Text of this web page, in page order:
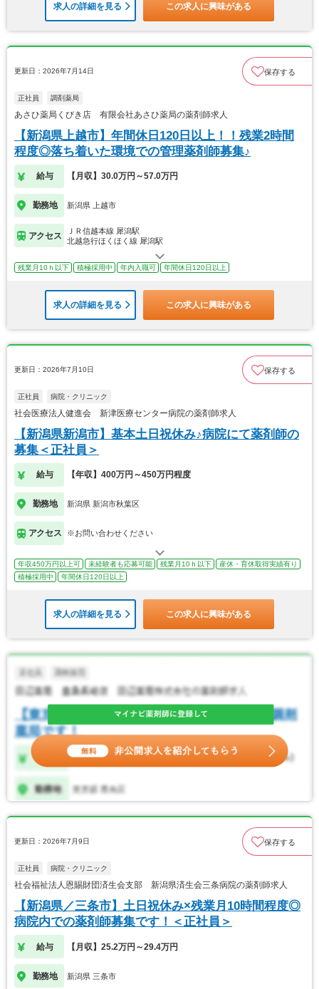
求人の詳細を見る この求人に興味がある
更新日：2026年7月14日 保存する
正社員 調剤薬局
あさひ薬局くびき店 有限会社あさひ薬局の薬剤師求人
【新潟県上越市】年間休日120日以上！！残業2時間
程度◎落ち着いた環境での管理薬剤師募集♪
給与 【月収】30.0万円～57.0万円
勤務地 新潟県 上越市
アクセス
ＪＲ信越本線 犀潟駅
北越急行ほくほく線 犀潟駅
残業月10ｈ以下 積極採用中 年内入職可 年間休日120日以上
求人の詳細を見る この求人に興味がある
更新日：2026年7月10日 保存する
正社員 病院・クリニック
社会医療法人健進会 新津医療センター病院の薬剤師求人
【新潟県新潟市】基本土日祝休み♪病院にて薬剤師の
募集＜正社員＞
給与 【年収】400万円～450万円程度
勤務地 新潟県 新潟市秋葉区
アクセス ※お問い合わせください
年収450万円以上可 未経験者も応募可能 残業月10ｈ以下
産休・育休取得実績有り
積極採用中
年間休日120日以上
求人の詳細を見る この求人に興味がある
更新日：2026年7月9日 保存する
正社員 病院・クリニック
社会福祉法人恩賜財団済生会支部 新潟県済生会三条病院の薬剤師求人
【新潟県／三条市】土日祝休み×残業月10時間程度◎
病院内での薬剤師募集です！＜正社員＞
給与 【月収】25.2万円～29.4万円
勤務地 新潟県 三条市